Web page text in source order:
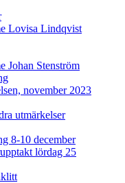
Lovisa Lindqvist
Johan Stenström
november 2023
utmärkelser
8-10 december
lördag 25